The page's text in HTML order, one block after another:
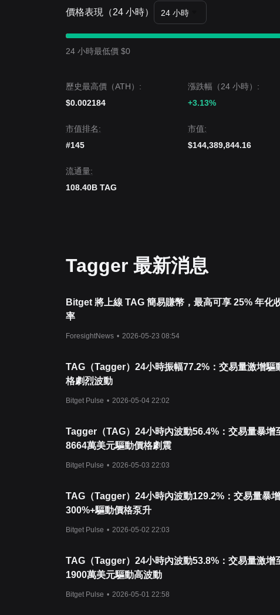
價格表現（24 小時） 24 小時
24 小時最低價 $0
歷史最高價（ATH）:
$0.002184
漲跌幅（24 小時）:
+3.13%
市值排名:
#145
市值:
$144,389,844.16
流通量:
108.40B TAG
Tagger 最新消息
Bitget 將上線 TAG 簡易賺幣，最高可享 25% 年化
率
ForesightNews • 2026-05-23 08:54
TAG（Tagger）24小時振幅77.2%：交易量激增驅
格劇烈波動
Bitget Pulse • 2026-05-04 22:02
Tagger（TAG）24小時內波動56.4%：交易量暴增
8664萬美元驅動價格劇震
Bitget Pulse • 2026-05-03 22:03
TAG（Tagger）24小時內波動129.2%：交易量暴增
300%+驅動價格泵升
Bitget Pulse • 2026-05-02 22:03
TAG（Tagger）24小時內波動53.8%：交易量激增
1900萬美元驅動高波動
Bitget Pulse • 2026-05-01 22:58